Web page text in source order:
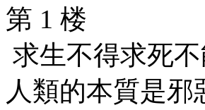
第 1 楼
求生不得求死
人類的本質是